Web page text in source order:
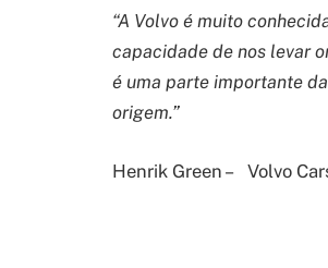
“A Volvo é muito
capacidade de nos levar
é uma parte importante
origem.”
Henrik Green – Volvo